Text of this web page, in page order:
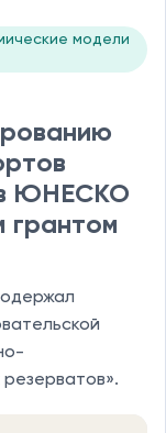
модели
ЮНЕСКО
грантом